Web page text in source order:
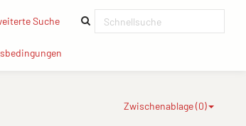
Suche(current)
Zwischenablage (0)